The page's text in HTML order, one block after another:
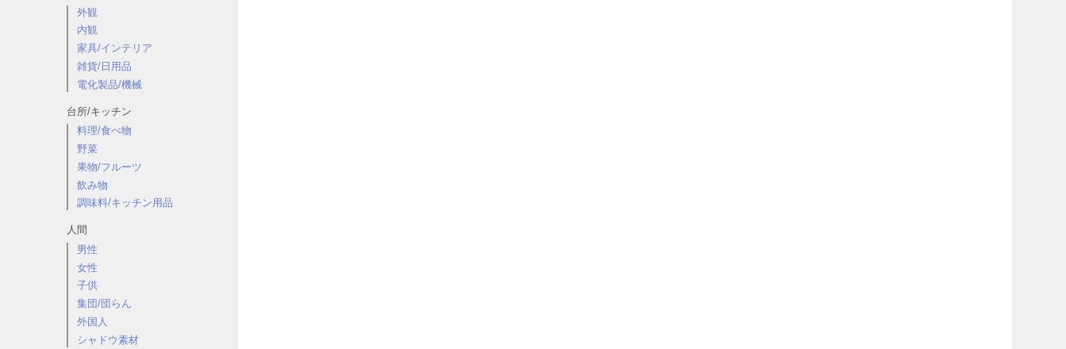
外観
内観
家具/インテリア
雑貨/日用品
電化製品/機械
台所/キッチン
料理/食べ物
野菜
果物/フルーツ
飲み物
調味料/キッチン用品
人間
男性
女性
子供
集団/団らん
外国人
シャドウ素材